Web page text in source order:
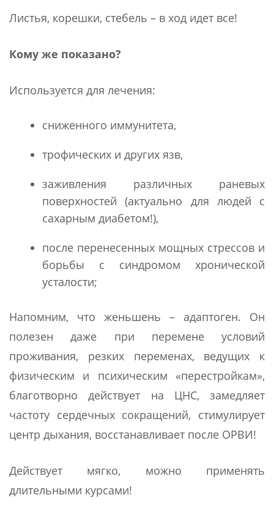
Листья, корешки, стебель – в ход идет все!
Кому же показано?
Используется для лечения:
сниженного иммунитета,
трофических и других язв,
заживления различных раневых
поверхностей (актуально для людей с
сахарным диабетом!),
после перенесенных мощных стрессов и
борьбы с синдромом хронической
усталости;
Напомним, что женьшень – адаптоген. Он
полезен даже при перемене условий
проживания, резких переменах, ведущих к
физическим и психическим «перестройкам»,
благотворно действует на ЦНС, замедляет
частоту сердечных сокращений, стимулирует
центр дыхания, восстанавливает после ОРВИ!
Действует мягко, можно применять
длительными курсами!